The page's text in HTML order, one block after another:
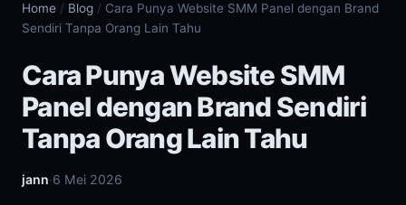
Home / Blog / Cara Punya Website SMM Panel dengan Brand
Sendiri Tanpa Orang Lain Tahu
Cara Punya Website SMM
Panel dengan Brand Sendiri
Tanpa Orang Lain Tahu
jann·6 Mei 2026